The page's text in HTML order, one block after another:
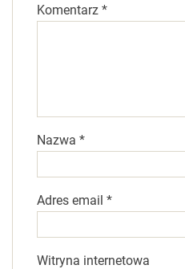
Komentarz *
Nazwa *
Adres email *
Witryna internetowa